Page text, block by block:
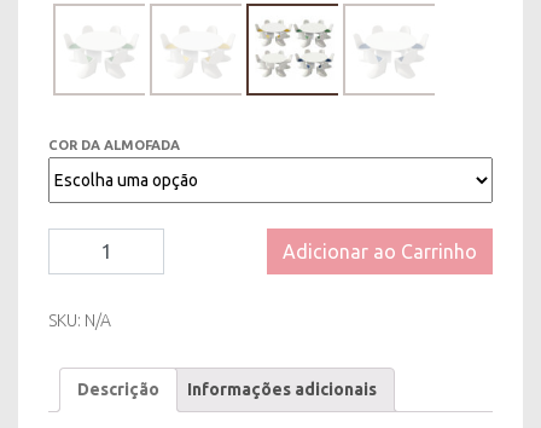
COR DA ALMOFADA
com
quantity
Adicionar ao Carrinho
SKU: N/A
Descrição Informações adicionais